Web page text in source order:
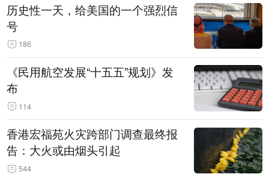
历史性一天，给美国的一个强烈信
号
186
《民用航空发展“十五五”规划》发
布
114
香港宏福苑火灾跨部门调查最终报
告：大火或由烟头引起
544